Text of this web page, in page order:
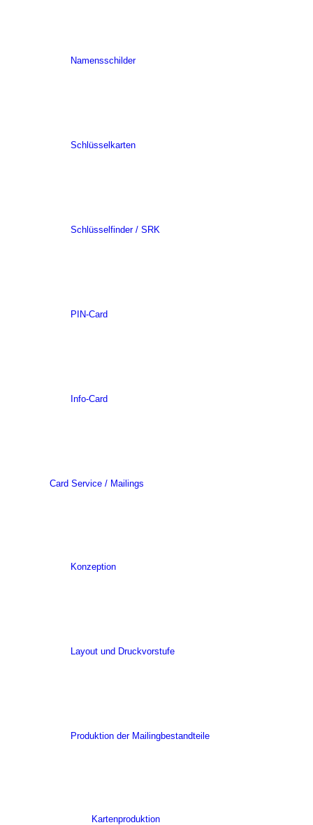
Namensschilder
Schlüsselkarten
Schlüsselfinder / SRK
PIN-Card
Info-Card
Card Service / Mailings
Konzeption
Layout und Druckvorstufe
Produktion der Mailingbestandteile
Kartenproduktion